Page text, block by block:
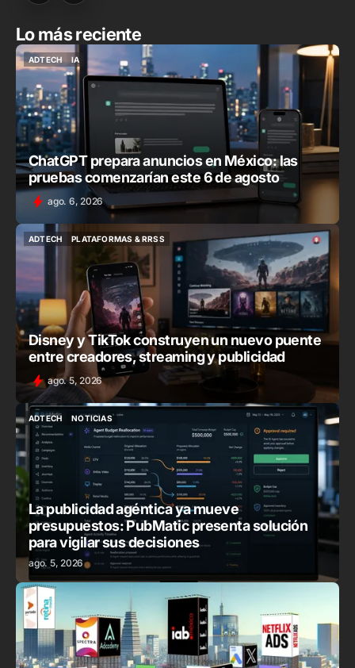
Lo más reciente
ADTECH
ADTECH
IA
IA
ChatGPT prepara anuncios en México: las
pruebas comenzarían este 6 de agosto
ago. 6, 2026
ADTECH
PLATAFORMAS & RRSS
PLATAFORMAS & RRSS
Disney y TikTok construyen un nuevo puente
entre creadores, streaming y publicidad
ago. 5, 2026
ADTECH
ADTECH
NOTICIAS
NOTICIAS
La publicidad agéntica ya mueve
presupuestos: PubMatic presenta solución
para vigilar sus decisiones
ago. 5, 2026